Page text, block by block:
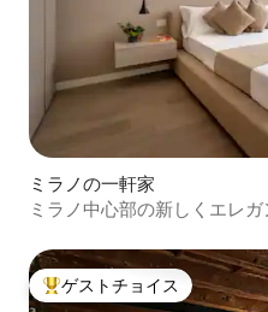
ミラノの一軒家
ミラノ中心部の新しくエレ
大好評のゲストチョイスです
ゲストチョイス